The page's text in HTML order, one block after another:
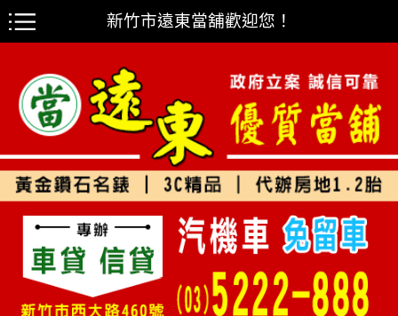
新竹市遠東當舖歡迎您！